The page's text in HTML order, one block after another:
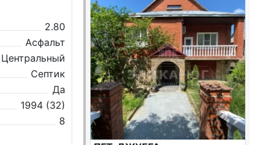
2.80
Асфальт
Центральный
Септик
Да
1994 (32)
8